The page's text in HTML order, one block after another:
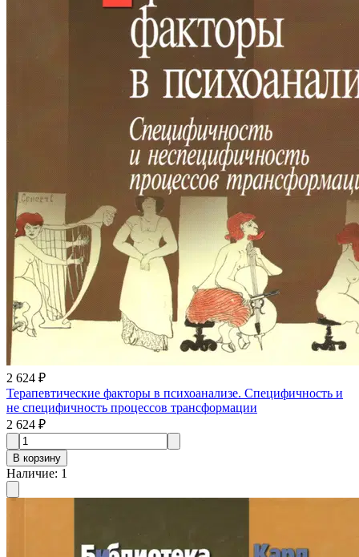
2 624 ₽
Терапевтические факторы в психоанализе. Специфичность и
не специфичность процессов трансформации
2 624 ₽
В корзину
Наличие: 1